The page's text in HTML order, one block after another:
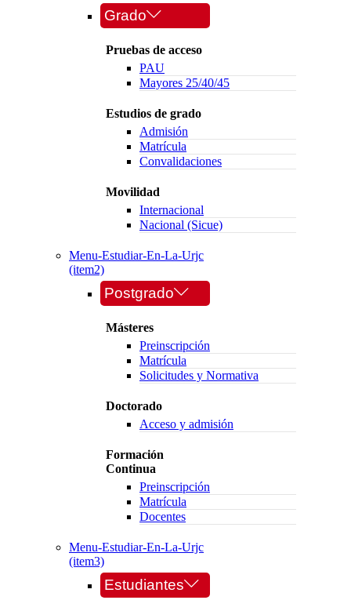
Grado
Pruebas de acceso
PAU
Mayores 25/40/45
Estudios de grado
Admisión
Matrícula
Convalidaciones
Movilidad
Internacional
Nacional (Sicue)
Menu-Estudiar-En-La-Urjc
(item2)
Postgrado
Másteres
Preinscripción
Matrícula
Solicitudes y Normativa
Doctorado
Acceso y admisión
Formación
Continua
Preinscripción
Matrícula
Docentes
Menu-Estudiar-En-La-Urjc
(item3)
Estudiantes